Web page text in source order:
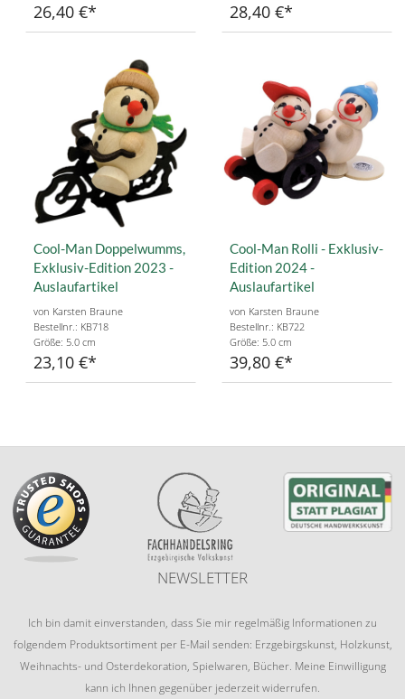
26,40 € 28,40 €
Cool-Man Doppelwumms,
Exklusiv-Edition 2023 -
Auslaufartikel
von Karsten Braune
Bestellnr.: KB718
Größe: 5.0 cm
23,10 €
Cool-Man Rolli - Exklusiv-
Edition 2024 -
Auslaufartikel
von Karsten Braune
Bestellnr.: KB722
Größe: 5.0 cm
39,80 €
NEWSLETTER
Ich bin damit einverstanden, dass Sie mir regelmäßig Informationen zu
folgendem Produktsortiment per E-Mail senden: Erzgebirgskunst, Holzkunst,
Weihnachts- und Osterdekoration, Spielwaren, Bücher. Meine Einwilligung
kann ich Ihnen gegenüber jederzeit widerrufen.